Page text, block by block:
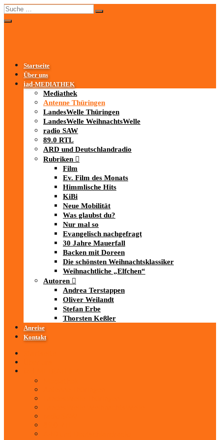
Startseite
Über uns
iad-MEDIATHEK
Mediathek
Antenne Thüringen
LandesWelle Thüringen
LandesWelle WeihnachtsWelle
radio SAW
89.0 RTL
ARD und Deutschlandradio
Rubriken
Film
Ev. Film des Monats
Himmlische Hits
KiBi
Neue Mobilität
Was glaubst du?
Nur mal so
Evangelisch nachgefragt
30 Jahre Mauerfall
Backen mit Doreen
Die schönsten Weihnachtsklassiker
Weihnachtliche „Elfchen“
Autoren
Andrea Terstappen
Oliver Weilandt
Stefan Erbe
Thorsten Keßler
Anreise
Kontakt